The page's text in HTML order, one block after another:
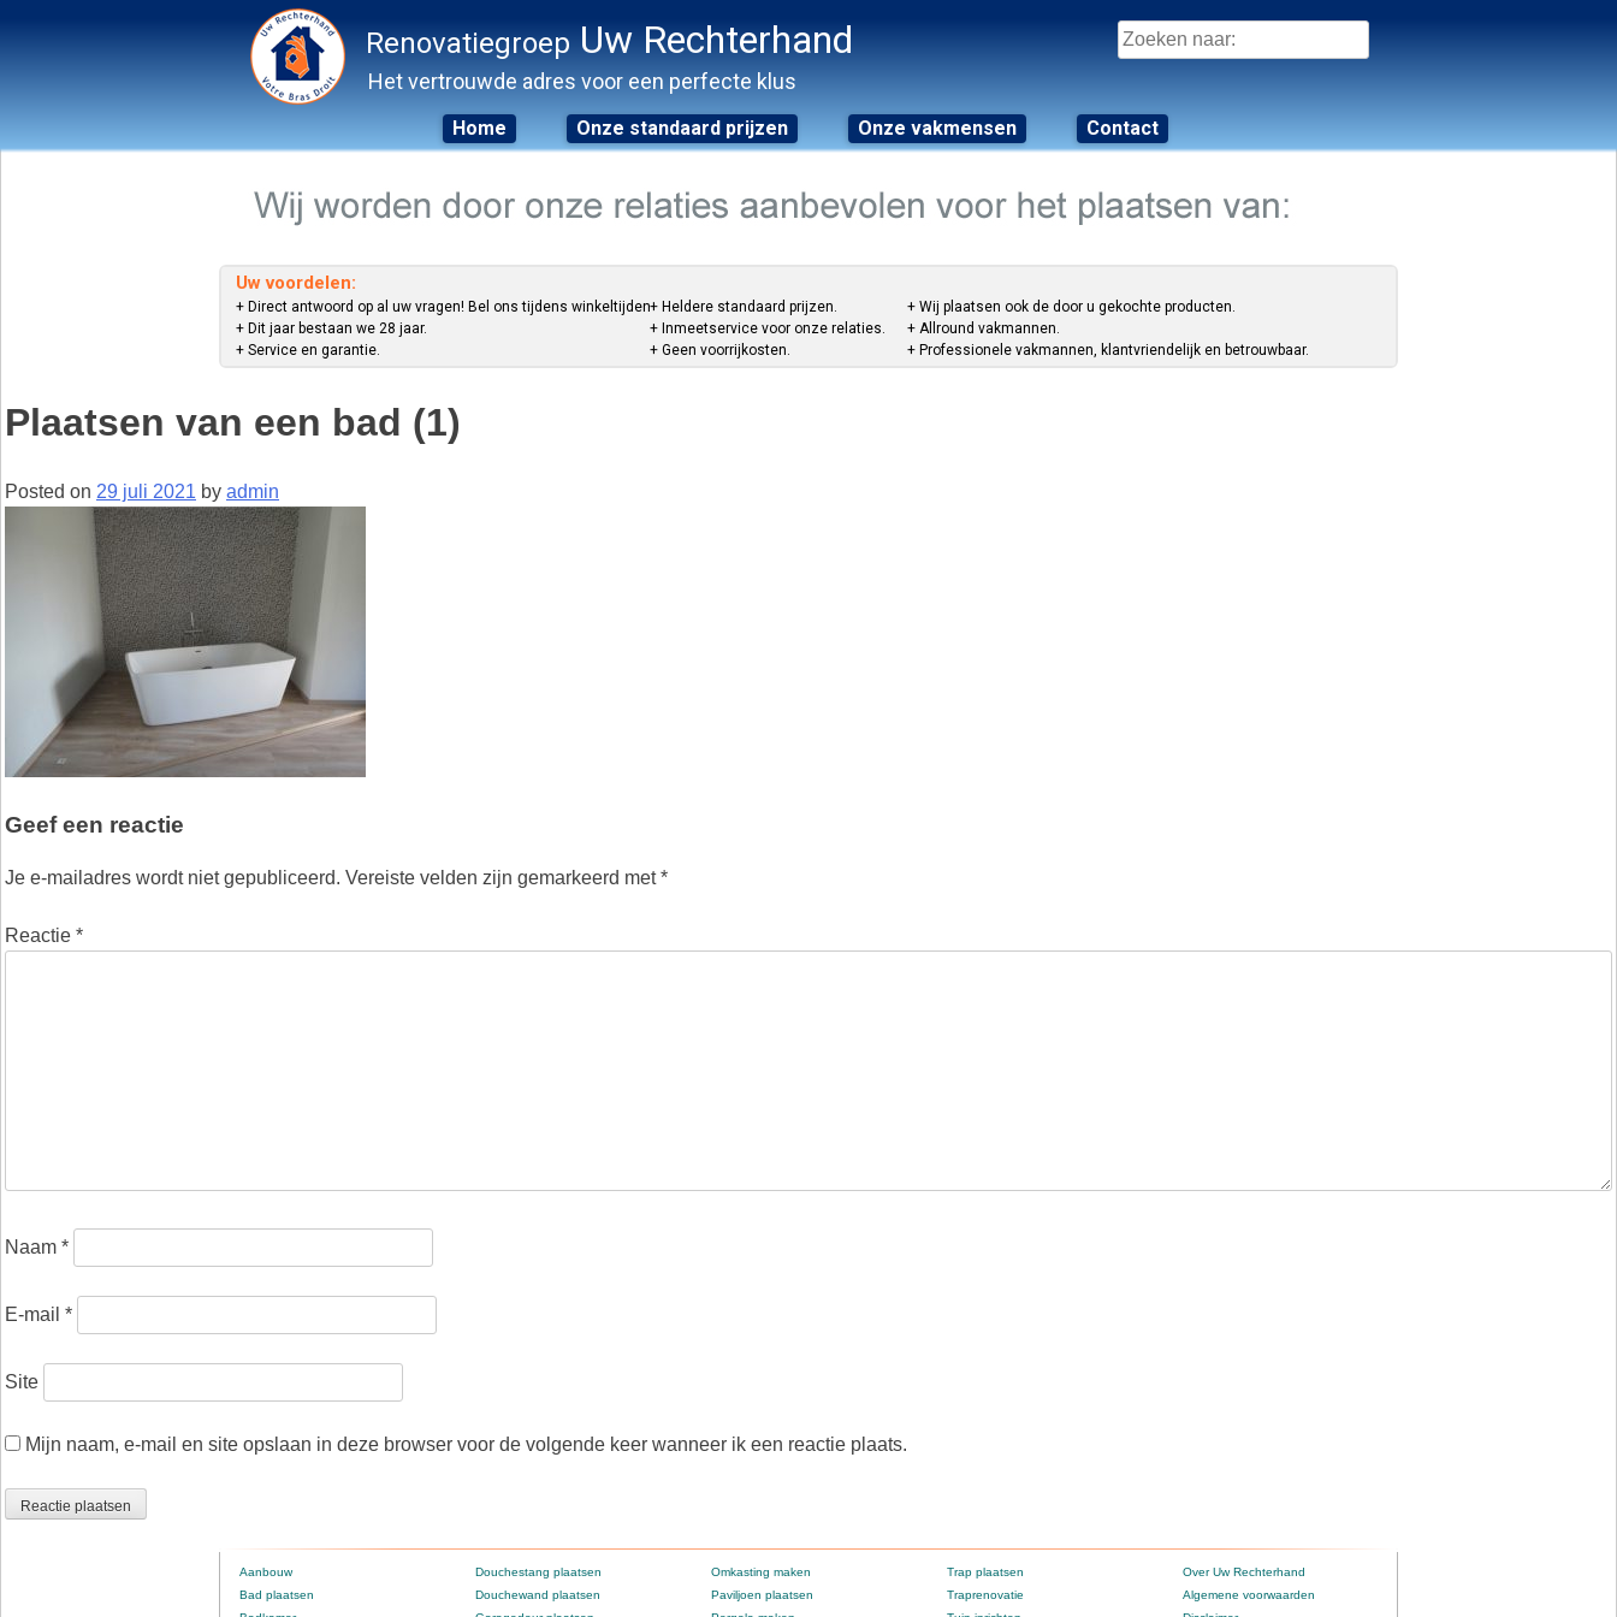
Renovatiegroep Uw Rechterhand
Het vertrouwde adres voor een perfecte klus
Zoeken
naar:
Home Onze standaard prijzen Onze vakmensen Contact
Uw voordelen:
+ Direct antwoord op al uw vragen! Bel ons tijdens winkeltijden.
+ Dit jaar bestaan we 28 jaar.
+ Service en garantie.
+ Heldere standaard prijzen.
+ Inmeetservice voor onze relaties.
+ Geen voorrijkosten.
+ Wij plaatsen ook de door u gekochte producten.
+ Allround vakmannen.
+ Professionele vakmannen, klantvriendelijk en betrouwbaar.
Plaatsen van een bad (1)
Posted on 29 juli 2021 by admin
Geef een reactie
Je e-mailadres wordt niet gepubliceerd. Vereiste velden zijn gemarkeerd met*
Reactie *
Naam *
E-mail *
Site
Mijn naam, e-mail en site opslaan in deze browser voor de volgende keer wanneer ik een reactie plaats.
Aanbouw
Bad plaatsen
Douchestang plaatsen
Douchewand plaatsen
Omkasting maken
Paviljoen plaatsen
Trap plaatsen
Traprenovatie
Over Uw Rechterhand
Algemene voorwaarden